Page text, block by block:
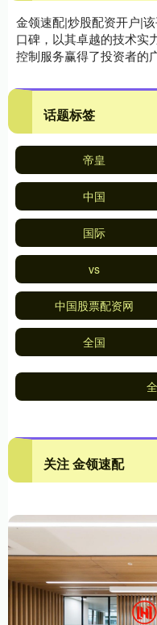
金领速配|炒股配资开户|
口碑，以其卓越的技术实
控制服务赢得了投资者的
话题标签
帝皇
中国
国际
vs
中国股票配资网
全国
关注 金领速配